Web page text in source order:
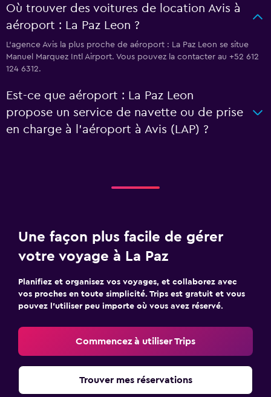
Où trouver des voitures de location Avis à
aéroport : La Paz Leon ?
L’agence Avis la plus proche de aéroport : La Paz Leon se situe
Manuel Marquez Intl Airport. Vous pouvez la contacter au +52 612
124 6312.
Est-ce que aéroport : La Paz Leon
propose un service de navette ou de prise
en charge à l’aéroport à Avis (LAP) ?
Une façon plus facile de gérer
votre voyage à La Paz
Planifiez et organisez vos voyages, et collaborez avec
vos proches en toute simplicité. Trips est gratuit et vous
pouvez l’utiliser peu importe où vous avez réservé.
Commencez à utiliser Trips
Trouver mes réservations